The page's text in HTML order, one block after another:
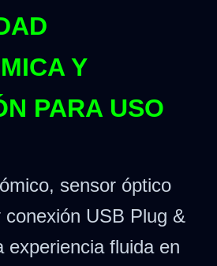
Y
PARA USO
sensor óptico
conexión USB Plug &
experiencia fluida en